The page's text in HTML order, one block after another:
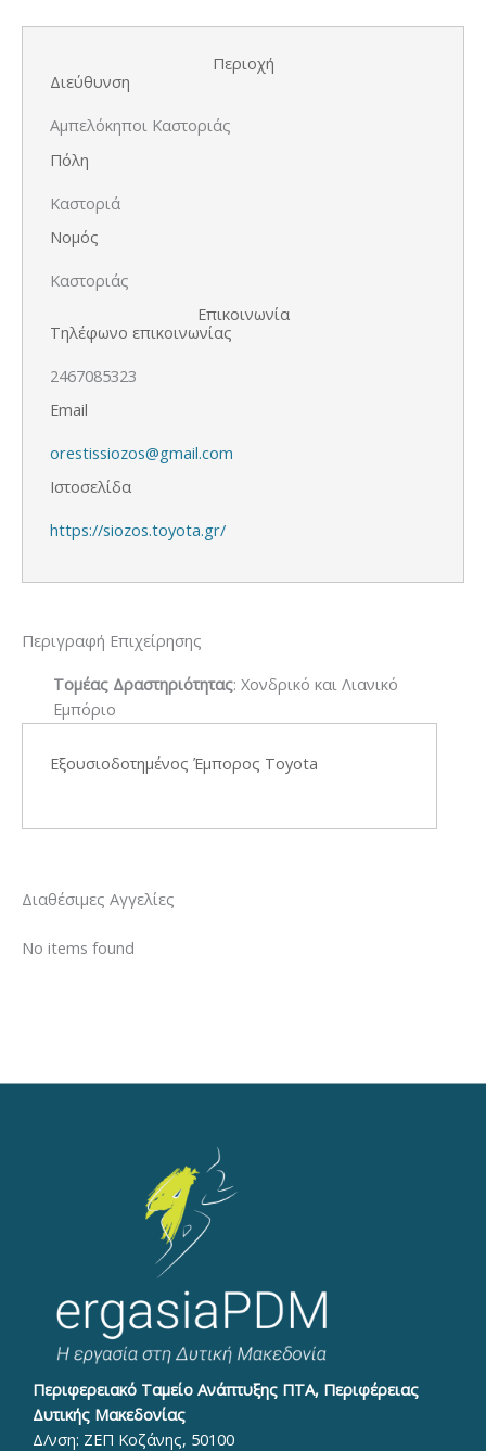
Περιοχή
Διεύθυνση
Αμπελόκηποι Καστοριάς
Πόλη
Καστοριά
Νομός
Καστοριάς
Επικοινωνία
Τηλέφωνο επικοινωνίας
2467085323
Email
orestissiozos@gmail.com
Ιστοσελίδα
https://siozos.toyota.gr/
Περιγραφή Επιχείρησης
Τομέας Δραστηριότητας: Χονδρικό και Λιανικό
Εμπόριο
Εξουσιοδοτημένος Έμπορος Toyota
Διαθέσιμες Αγγελίες
No items found
Περιφερειακό Ταμείο Ανάπτυξης ΠΤΑ, Περιφέρειας
Δυτικής Μακεδονίας
Δ/νση: ΖΕΠ Κοζάνης, 50100